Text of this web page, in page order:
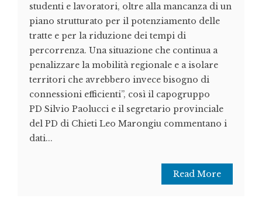
studenti e lavoratori, oltre alla mancanza di un
piano strutturato per il potenziamento delle
tratte e per la riduzione dei tempi di
percorrenza. Una situazione che continua a
penalizzare la mobilità regionale e a isolare
territori che avrebbero invece bisogno di
connessioni efficienti”, così il capogruppo
PD Silvio Paolucci e il segretario provinciale
del PD di Chieti Leo Marongiu commentano i
dati...
Read More